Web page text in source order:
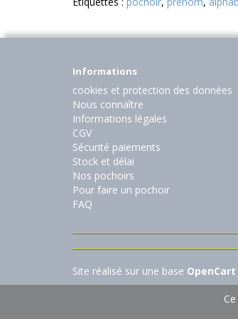
Informations
cookies et protection des données
Nous connaître
Informations légales
CGV
Sécurité paiements
Stock et délai
Nos pochoirs
Pour faire un pochoir
FAQ
Site réalisé sur une base OpenCart